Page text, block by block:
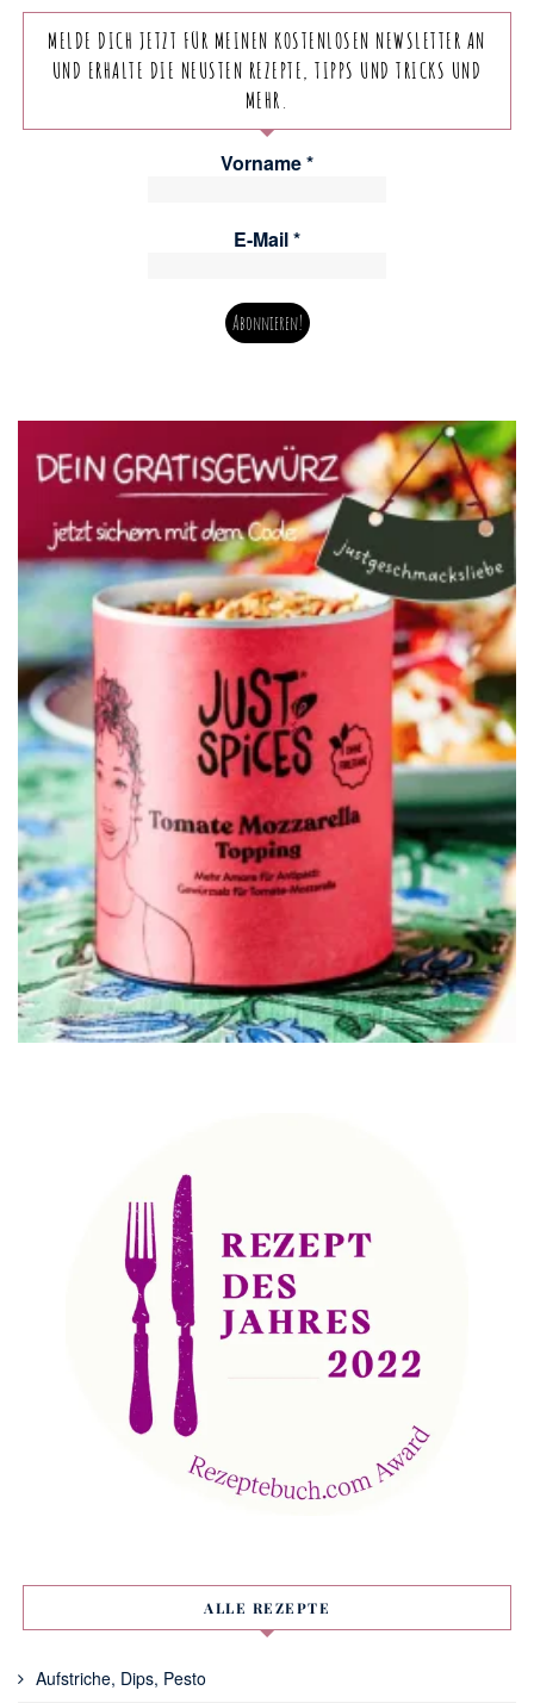
MELDE DICH JETZT FÜR MEINEN KOSTENLOSEN NEWSLETTER AN
UND ERHALTE DIE NEUSTEN REZEPTE, TIPPS UND TRICKS UND
MEHR.
Vorname*
E-Mail*
ALLE REZEPTE
Aufstriche, Dips, Pesto